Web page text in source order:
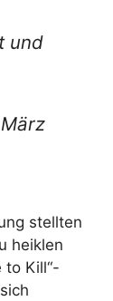
und
stellten
heiklen
to Kill“-